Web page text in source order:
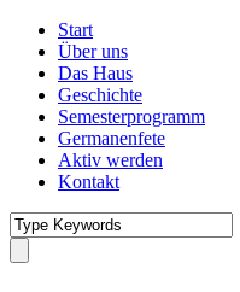
Start
Über uns
Das Haus
Geschichte
Semesterprogramm
Germanenfete
Aktiv werden
Kontakt